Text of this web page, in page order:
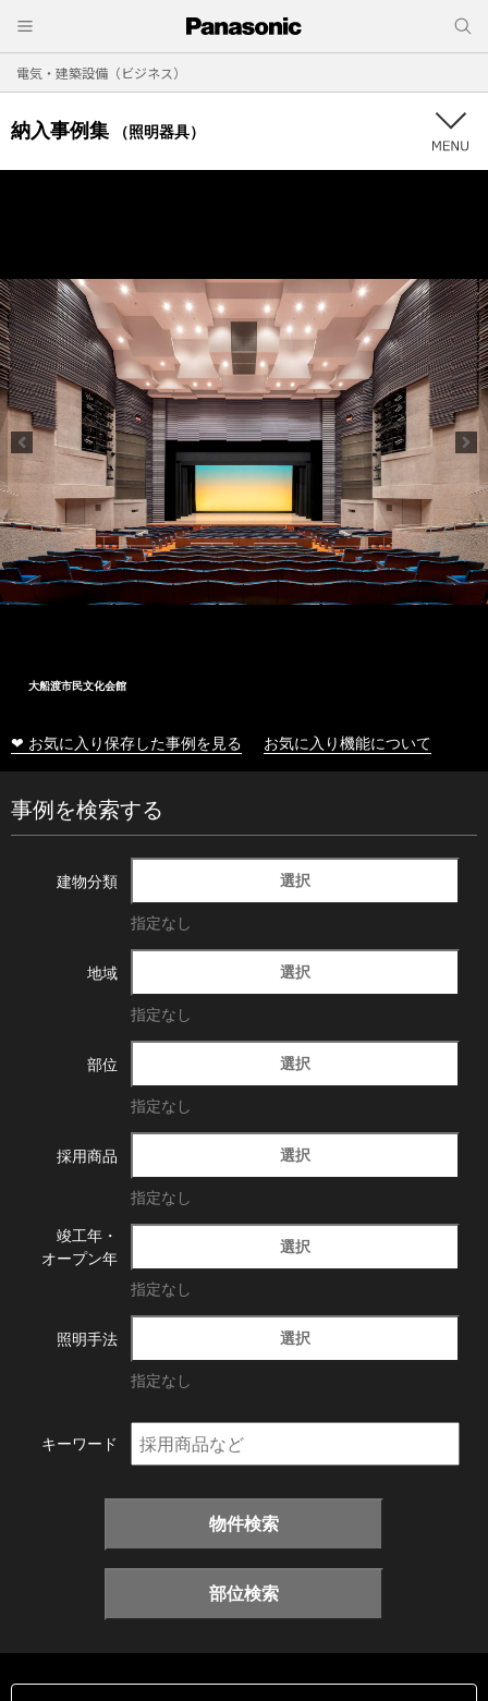
電気・建築設備（ビジネス）
納入事例集 （照明器具）
大船渡市民文化会館
❤ お気に入り保存した事例を見る お気に入り機能について
事例を検索する
建物分類 選択
指定なし
地域 選択
指定なし
部位 選択
指定なし
採用商品 選択
指定なし
竣工年・
オープン年
選択
指定なし
照明手法 選択
指定なし
キーワード
物件検索
部位検索